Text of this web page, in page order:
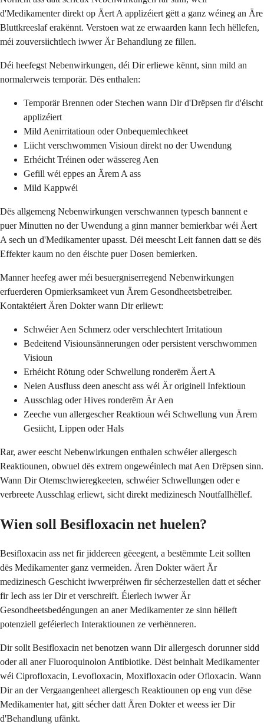
d'Medikamenter direkt op Äert A applizéiert gëtt a ganz wéineg an Äre
Bluttkreeslaf erakënnt. Verstoen wat ze erwaarden kann Iech hëllefen,
méi zouversiichtlech iwwer Är Behandlung ze fillen.
Déi heefegst Nebenwirkungen, déi Dir erliewe kënnt, sinn mild an
normalerweis temporär. Dës enthalen:
Temporär Brennen oder Stechen wann Dir d'Drëpsen fir d'éischt
applizéiert
Mild Aenirritatioun oder Onbequemlechkeet
Liicht verschwommen Visioun direkt no der Uwendung
Erhéicht Tréinen oder wässereg Aen
Gefill wéi eppes an Ärem A ass
Mild Kappwéi
Dës allgemeng Nebenwirkungen verschwannen typesch bannent e
puer Minutten no der Uwendung a ginn manner bemierkbar wéi Äert
A sech un d'Medikamenter upasst. Déi meescht Leit fannen datt se dës
Effekter kaum no den éischte puer Dosen bemierken.
Manner heefeg awer méi besuergniserregend Nebenwirkungen
erfuerderen Opmierksamkeet vun Ärem Gesondheetsbetreiber.
Kontaktéiert Ären Dokter wann Dir erliewt:
Schwéier Aen Schmerz oder verschlechtert Irritatioun
Bedeitend Visiounsännerungen oder persistent verschwommen
Visioun
Erhéicht Rötung oder Schwellung ronderëm Äert A
Neien Ausfluss deen anescht ass wéi Är originell Infektioun
Ausschlag oder Hives ronderëm Är Aen
Zeeche vun allergescher Reaktioun wéi Schwellung vun Ärem
Gesiicht, Lippen oder Hals
Rar, awer eescht Nebenwirkungen enthalen schwéier allergesch
Reaktiounen, obwuel dës extrem ongewéinlech mat Aen Drëpsen sinn.
Wann Dir Otemschwieregkeeten, schwéier Schwellungen oder e
verbreete Ausschlag erliewt, sicht direkt medizinesch Noutfallhëllef.
Wien soll Besifloxacin net huelen?
Besifloxacin ass net fir jiddereen gëeegent, a bestëmmte Leit sollten
dës Medikamenter ganz vermeiden. Ären Dokter wäert Är
medizinesch Geschicht iwwerpréiwen fir sécherzestellen datt et sécher
fir Iech ass ier Dir et verschreift. Éierlech iwwer Är
Gesondheetsbedéngungen an aner Medikamenter ze sinn hëlleft
potenziell geféierlech Interaktiounen ze verhënneren.
Dir sollt Besifloxacin net benotzen wann Dir allergesch dorunner sidd
oder all aner Fluoroquinolon Antibiotike. Dëst beinhalt Medikamenter
wéi Ciprofloxacin, Levofloxacin, Moxifloxacin oder Ofloxacin. Wann
Dir an der Vergaangenheet allergesch Reaktiounen op eng vun dëse
Medikamenter hat, gitt sécher datt Ären Dokter et weess ier Dir
d'Behandlung ufänkt.